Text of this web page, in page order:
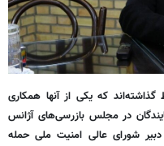
که یکی از آنها همکاری
در مجلس بازرسی‌های آژانس
شورای عالی امنیت ملی حمله